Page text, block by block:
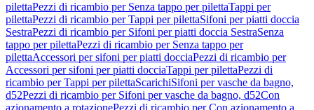
pilettaPezzi di ricambio per Senza tappo per pilettaTappi per
pilettaPezzi di ricambio per Tappi per pilettaSifoni per piatti doccia
SestraPezzi di ricambio per Sifoni per piatti doccia SestraSenza
tappo per pilettaPezzi di ricambio per Senza tappo per
pilettaAccessori per sifoni per piatti docciaPezzi di ricambio per
Accessori per sifoni per piatti docciaTappi per pilettaPezzi di
ricambio per Tappi per pilettaScarichiSifoni per vasche da bagno,
d52Pezzi di ricambio per Sifoni per vasche da bagno, d52Con
azionamento a rotazionePezzi di ricambio per Con azionamento a